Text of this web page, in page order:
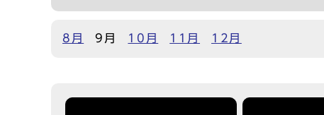
8月 9月 10月 11月 12月